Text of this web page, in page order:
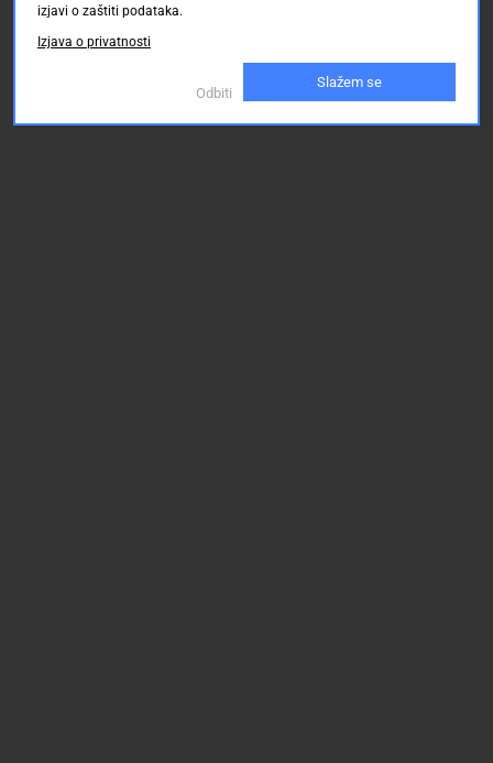
izjavi o zaštiti podataka.
Izjava o privatnosti
Odbiti
Slažem se